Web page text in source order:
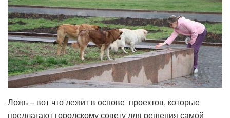
Ложь – вот что лежит в основе проектов, которые
предлагают городскому совету для решения самой